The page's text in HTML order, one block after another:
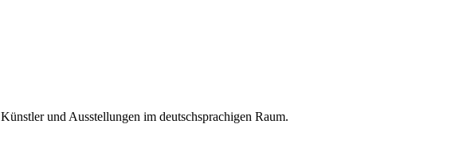
und Ausstellungen im deutschsprachigen Raum.